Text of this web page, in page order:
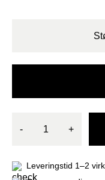
- +
Leveringstid 1–2